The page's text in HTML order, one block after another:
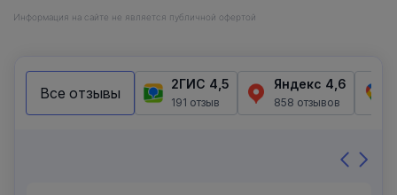
Информация на сайте не является публичной офертой